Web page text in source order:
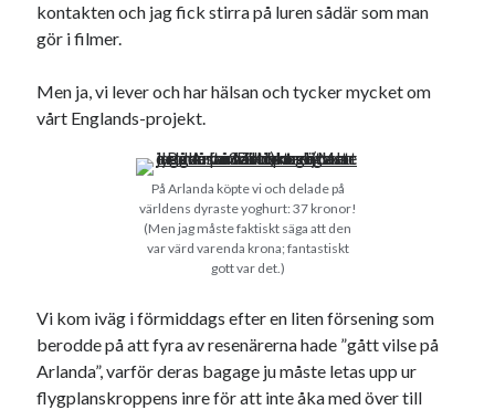
kontakten och jag fick stirra på luren sådär som man
gör i filmer.
Men ja, vi lever och har hälsan och tycker mycket om
vårt Englands-projekt.
På Arlanda köpte vi och delade på
världens dyraste yoghurt: 37 kronor!
(Men jag måste faktiskt säga att den
var värd varenda krona; fantastiskt
gott var det.)
Vi kom iväg i förmiddags efter en liten försening som
berodde på att fyra av resenärerna hade ”gått vilse på
Arlanda”, varför deras bagage ju måste letas upp ur
flygplanskroppens inre för att inte åka med över till